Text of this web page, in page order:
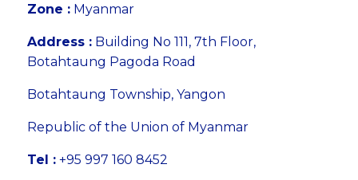
Zone : Myanmar
Address : Building No 111, 7th Floor,
Botahtaung Pagoda Road
Botahtaung Township, Yangon
Republic of the Union of Myanmar
Tel : +95 997 160 8452